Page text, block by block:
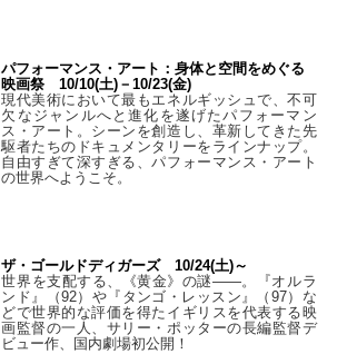
パフォーマンス・アート：身体と空間をめぐる
映画祭 10/10(土)－10/23(金)
現代美術において最もエネルギッシュで、不可
欠なジャンルへと進化を遂げたパフォーマン
ス・アート。シーンを創造し、革新してきた先
駆者たちのドキュメンタリーをラインナップ。
自由すぎて深すぎる、パフォーマンス・アート
の世界へようこそ。
ザ・ゴールドディガーズ 10/24(土)～
世界を支配する、《黄金》の謎――。『オルラ
ンド』（92）や『タンゴ・レッスン』（97）な
どで世界的な評価を得たイギリスを代表する映
画監督の一人、サリー・ポッターの長編監督デ
ビュー作、国内劇場初公開！